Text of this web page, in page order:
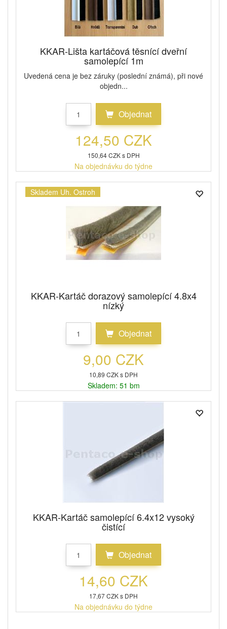
KKAR-Lišta kartáčová těsnící dveřní
samolepící 1m
Uvedená cena je bez záruky (poslední známá), při nové
objedn...
Objednat
124,50 CZK
150,64 CZK s DPH
Na objednávku do týdne
Skladem Uh. Ostroh
KKAR-Kartáč dorazový samolepící 4.8x4
nízký
Objednat
9,00 CZK
10,89 CZK s DPH
Skladem: 51 bm
KKAR-Kartáč samolepící 6.4x12 vysoký
čistící
Objednat
14,60 CZK
17,67 CZK s DPH
Na objednávku do týdne